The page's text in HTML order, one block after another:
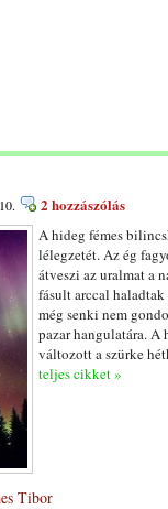
2 hozzászólás
A hideg fémes
lélegzetét. Az ég
átveszi az uralmat a
fásult arccal
még senki nem
pazar hangulatára.
változott a szürke
teljes cikket »
Tibor